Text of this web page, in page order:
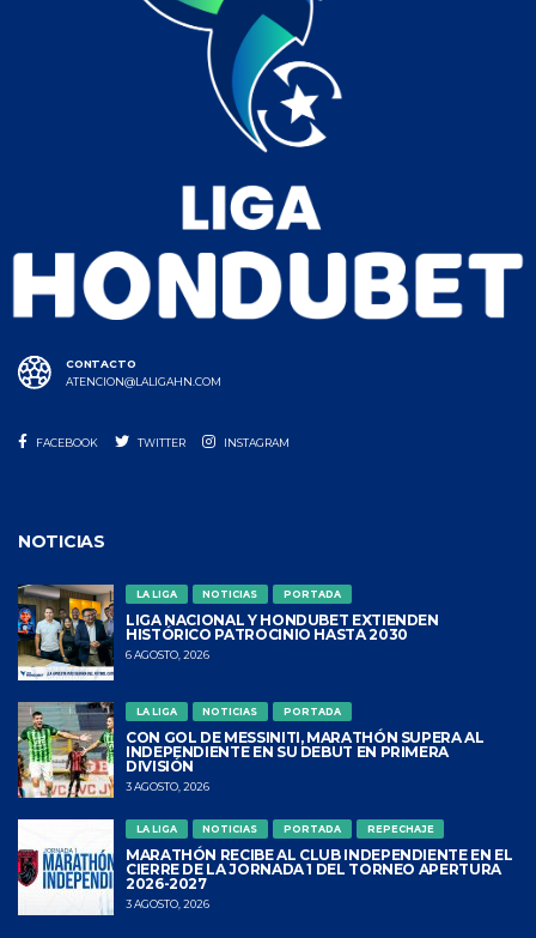
CONTACTO
ATENCION@LALIGAHN.COM
FACEBOOK TWITTER INSTAGRAM
NOTICIAS
LA LIGA NOTICIAS PORTADA
LIGA NACIONAL Y HONDUBET EXTIENDEN
HISTÓRICO PATROCINIO HASTA 2030
6 AGOSTO, 2026
LA LIGA NOTICIAS PORTADA
CON GOL DE MESSINITI, MARATHÓN SUPERA AL
INDEPENDIENTE EN SU DEBUT EN PRIMERA
DIVISIÓN
3 AGOSTO, 2026
LA LIGA NOTICIAS PORTADA REPECHAJE
MARATHÓN RECIBE AL CLUB INDEPENDIENTE EN EL
CIERRE DE LA JORNADA 1 DEL TORNEO APERTURA
2026-2027
3 AGOSTO, 2026